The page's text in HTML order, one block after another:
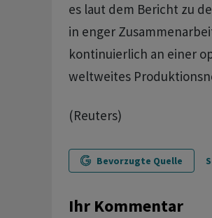
es laut dem Bericht zu
in enger
kontinuierlich an einer
weltweites
(Reuters)
Bevorzugte Quelle
Ihr Kommentar